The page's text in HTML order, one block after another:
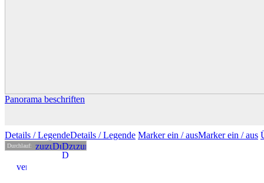
Panorama beschriften
Details / LegendeDetails /Legende Marker ein /ausMarkerein / aus
Durchlauf: